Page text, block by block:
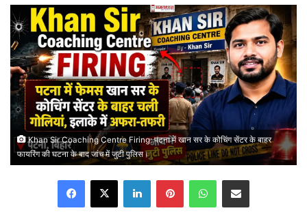
email
Khan Sir Coaching Centre Firing: पटना में खान सर के कोचिंग सेंटर के बाहर
फायरिंग की घटना के बाद जांच में जुटी पुलिस।